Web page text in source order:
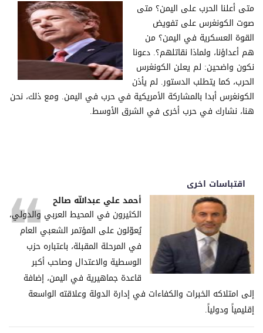
متى أعلنا الحرب على اليمن؟ متى
صوت الكونغرس على تفويض
القوة العسكرية في اليمن؟ من
هم أعداؤنا، ولماذا نقاتلهم؟. دعونا
نكون واضحين: لم يعلن الكونغرس
الحرب، كما يتطلب الدستور. لم يأذن
الكونغرس أبدا بالمشاركة الأمريكية في حرب في اليمن. ومع ذلك، نحن
هنا، نشارك في حرب أخرى في الشرق الأوسط.
اقتباسات اخرى
أحمد علي عبدالله صالح
الكثيرون في المحيط العربي والدولي،
يُعوّلون على المؤتمر الشعبي العام
في المرحلة المقبلة، باعتباره حزب
الوسطية والاعتدال وصاحب أكبر
قاعدة جماهيرية في اليمن، إضافة
إلى امتلاكه الخبرات والكفاءات في إدارة الدولة وعلاقته الواسعة
إقليمياً ودولياً.